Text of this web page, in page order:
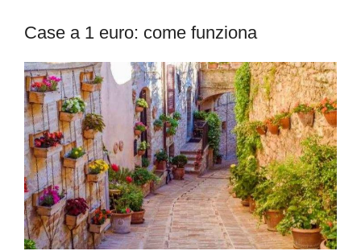
Case a 1 euro: come funziona